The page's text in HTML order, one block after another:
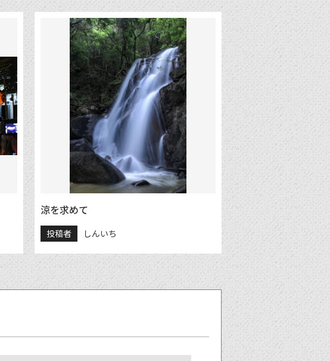
涼を求めて
投稿者 しんいち